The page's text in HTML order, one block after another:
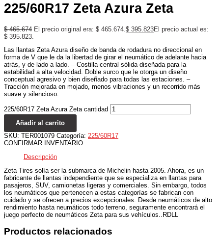
225/60R17 Zeta Azura Zeta
$465.674 El precio original era: $ 465.674. $ 395.823El precio actual es:
$ 395.823.
Las llantas Zeta Azura diseño de banda de rodadura no direccional en
forma de V que le da la libertad de girar el neumático de adelante hacia
atrás, y de lado a lado. – Costilla central sólida diseñada para la
estabilidad a alta velocidad. Doble surco que le otorga un diseño
conceptual agresivo y bien diseñado para todas las estaciones. –
Tracción mejorada en mojado, menos vibraciones y un recorrido más
suave y silencioso.
225/60R17 Zeta Azura Zeta cantidad
Añadir al carrito
SKU: TER001079 Categoría: 225/60R17
CONFIRMAR INVENTARIO
Descripción
Zeta Tires solía ser la submarca de Michelin hasta 2005. Ahora, es un
fabricante de llantas independiente que se especializa en llantas para
pasajeros, SUV, camionetas ligeras y comerciales. Sin embargo, todos
los neumáticos que pertenecen a estas categorías se fabrican con
cuidado y se ofrecen a precios excepcionales. Desde neumáticos de alto
rendimiento hasta neumáticos todo terreno, seguramente encontrará el
juego perfecto de neumáticos Zeta para sus vehículos..RDLL
Productos relacionados